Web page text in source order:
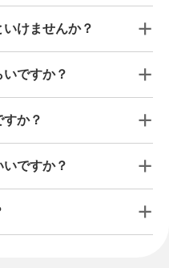
けませんか？
ですか？
か？
ですか？